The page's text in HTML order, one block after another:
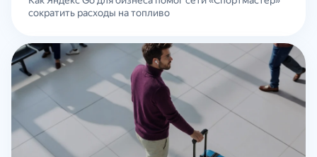
сократить расходы на топливо